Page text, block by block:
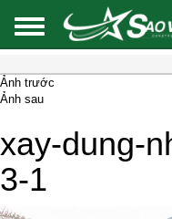
Ảnh trước
Ảnh sau
xay-dung-
3-1